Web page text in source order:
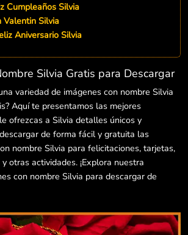
Cumpleaños Silvia
Valentin Silvia
Aniversario Silvia
Silvia Gratis para Descargar
variedad de imágenes con nombre Silvia
Aquí te presentamos las mejores
ofrezcas a Silvia detalles únicos y
de forma fácil y gratuita las
nombre Silvia para felicitaciones, tarjetas,
otras actividades. ¡Explora nuestra
con nombre Silvia para descargar de